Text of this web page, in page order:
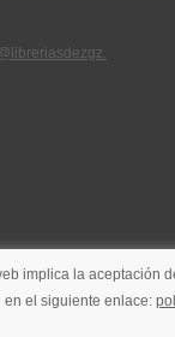
implica la aceptación
el siguiente enlace: